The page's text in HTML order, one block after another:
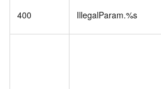
400 IllegalParam.%s